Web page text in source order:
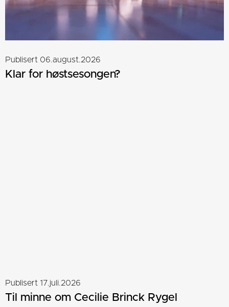
Publisert 06.august.2026
Klar for høstsesongen?
Publisert 17.juli.2026
Til minne om Cecilie Brinck Rygel